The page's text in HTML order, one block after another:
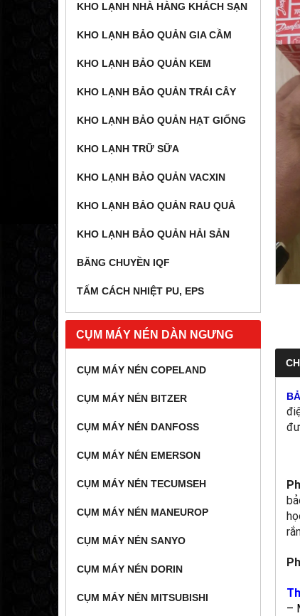
KHO LẠNH NHÀ HÀNG KHÁCH SẠN
KHO LẠNH BẢO QUẢN GIA CẦM
KHO LẠNH BẢO QUẢN KEM
KHO LẠNH BẢO QUẢN TRÁI CÂY
KHO LẠNH BẢO QUẢN HẠT GIỐNG
KHO LẠNH TRỮ SỮA
KHO LẠNH BẢO QUẢN VACXIN
KHO LẠNH BẢO QUẢN RAU QUẢ
KHO LẠNH BẢO QUẢN HẢI SẢN
BĂNG CHUYỀN IQF
TẤM CÁCH NHIỆT PU, EPS
CỤM MÁY NÉN DÀN NGƯNG
CỤM MÁY NÉN COPELAND
CỤM MÁY NÉN BITZER
CỤM MÁY NÉN DANFOSS
CỤM MÁY NÉN EMERSON
CỤM MÁY NÉN TECUMSEH
CỤM MÁY NÉN MANEUROP
CỤM MÁY NÉN SANYO
CỤM MÁY NÉN DORIN
CỤM MÁY NÉN MITSUBISHI
–